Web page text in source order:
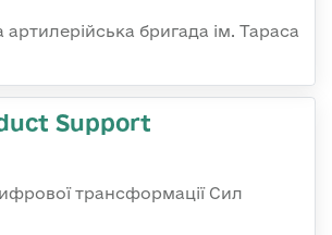
артилерійська бригада ім. Тараса
Support
трансформації Сил